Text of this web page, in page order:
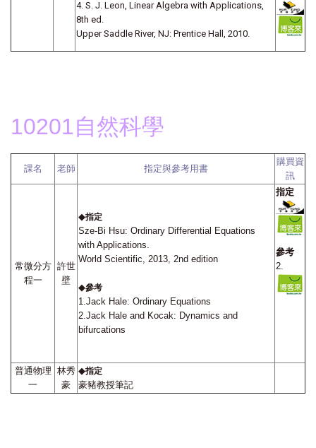
4. S. J. Leon, Linear Algebra with Applications,
8th ed.
Upper Saddle River, NJ: Prentice Hall, 2010.
10201自然科學
課名 老師 指定與參考用書
購買資
訊
常微分方
程一
許世
壁
◆指定
Sze-Bi Hsu: Ordinary Differential Equations
with Applications.
World Scientific, 2013, 2nd edition
◆參考
1.Jack Hale: Ordinary Equations
2.Jack Hale and Kocak: Dynamics and
bifurcations
指定
參考
2.
普通物理
一
林秀
豪
◆指定
豪豬教授筆記